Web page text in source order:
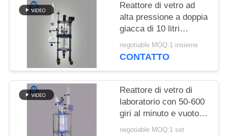
SITEMAP
POLITICA
SULLA
PRIVACY
Reattore di vetro ad
alta pressione a doppia
giacca di 10 litri
Reattore chimico
semiautomatico
negotiable MOQ:1 insieme
CONTATTO
Reattore di vetro di
laboratorio con 50-600
giri al minuto e vuoto di
0,098 MPa per
negotiable MOQ:1 set